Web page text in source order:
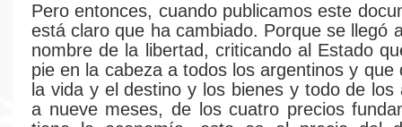
Pero entonces, cuando publicamos este
está claro que ha cambiado. Porque se llegó
nombre de la libertad, criticando al Estado
pie en la cabeza a todos los argentinos y que
la vida y el destino y los bienes y todo de los
a nueve meses, de los cuatro precios